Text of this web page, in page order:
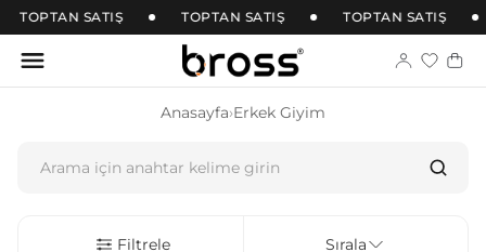
TOPTAN SATIŞ TOPTAN SATIŞ TOPTAN SATIŞ
Anasayfa›Erkek Giyim
Filtrele Sırala